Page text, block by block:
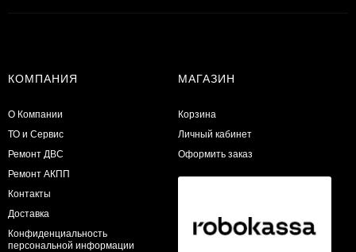
КОМПАНИЯ
О Компании
ТО и Сервис
​Ремонт ДВС
Ремонт АКПП
Контакты
Доставка
Конфиденциальность
персональной информации
МАГАЗИН
Корзина
Личный кабинет
Оформить заказ